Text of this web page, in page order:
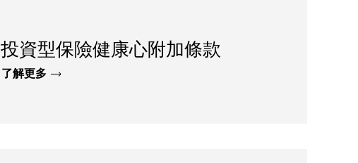
投資型保險健康心附加條款
了解更多